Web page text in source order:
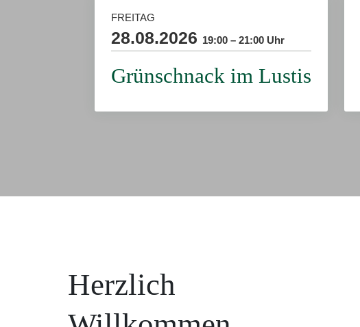
FREITAG
28.08.2026 19:00 – 21:00 Uhr
Grünschnack im Lustis
Herzlich